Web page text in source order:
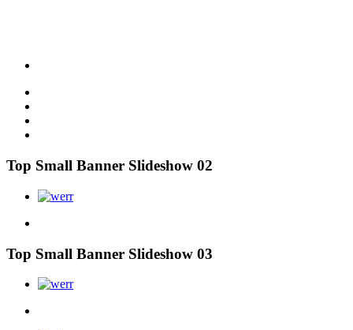
Top Small Banner Slideshow 02
Top Small Banner Slideshow 03